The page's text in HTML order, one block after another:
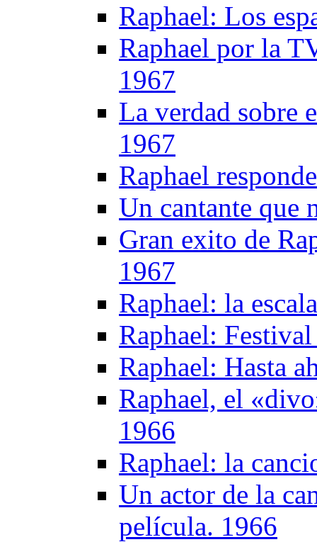
Raphael: Los
Raphael por la
1967
La verdad sobre
1967
Raphael
Un cantante que
Gran exito de
1967
Raphael: la
Raphael:
Raphael: Hasta
Raphael, el
1966
Raphael: la
Un actor de la
película. 1966